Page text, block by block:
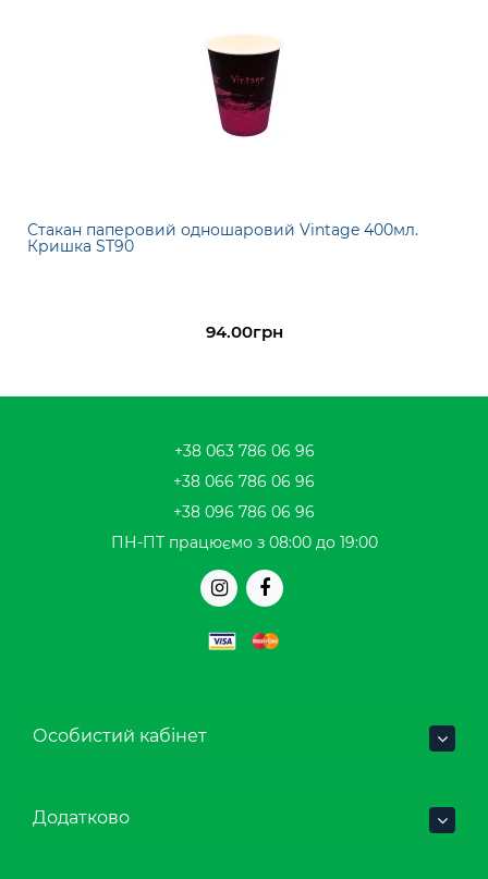
Стакан паперовий одношаровий Vintage 400мл.
Кришка ST90
94.00грн
+38 063 786 06 96
+38 066 786 06 96
+38 096 786 06 96
ПН-ПТ працюємо з 08:00 до 19:00
Особистий кабінет
Додатково